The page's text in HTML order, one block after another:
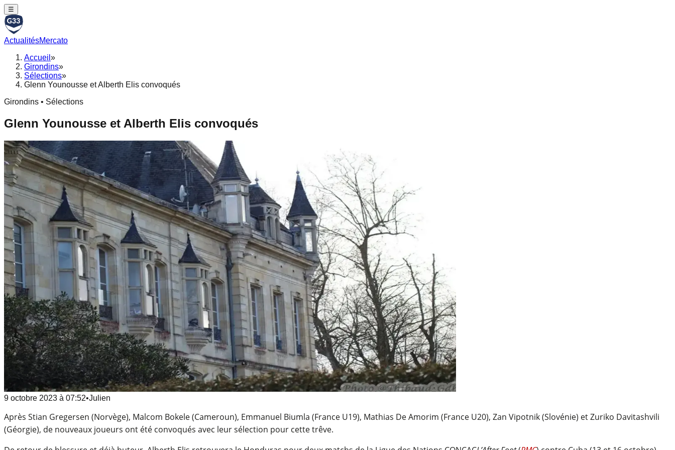
☰
ActualitésMercato
Accueil »
Girondins»
Sélections»
Glenn Younousse et Alberth Elis convoqués
Girondins • Sélections
Glenn Younousse et Alberth Elis convoqués
9 octobre 2023 à 07:52•Julien
Après Stian Gregersen (Norvège), Malcom Bokele (Cameroun), Emmanuel Biumla (France U19), Mathias De Amorim (France U20), Zan Vipotnik (Slovénie) et Zuriko Davitashvili
(Géorgie), de nouveaux joueurs ont été convoqués avec leur sélection pour cette trêve.